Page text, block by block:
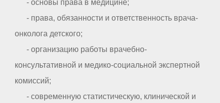
- основы права в медицине;
- права, обязанности и ответственность врача-
онколога детского;
- организацию работы врачебно-
консультативной и медико-социальной экспертной
комиссий;
- современную статистическую, клинической и